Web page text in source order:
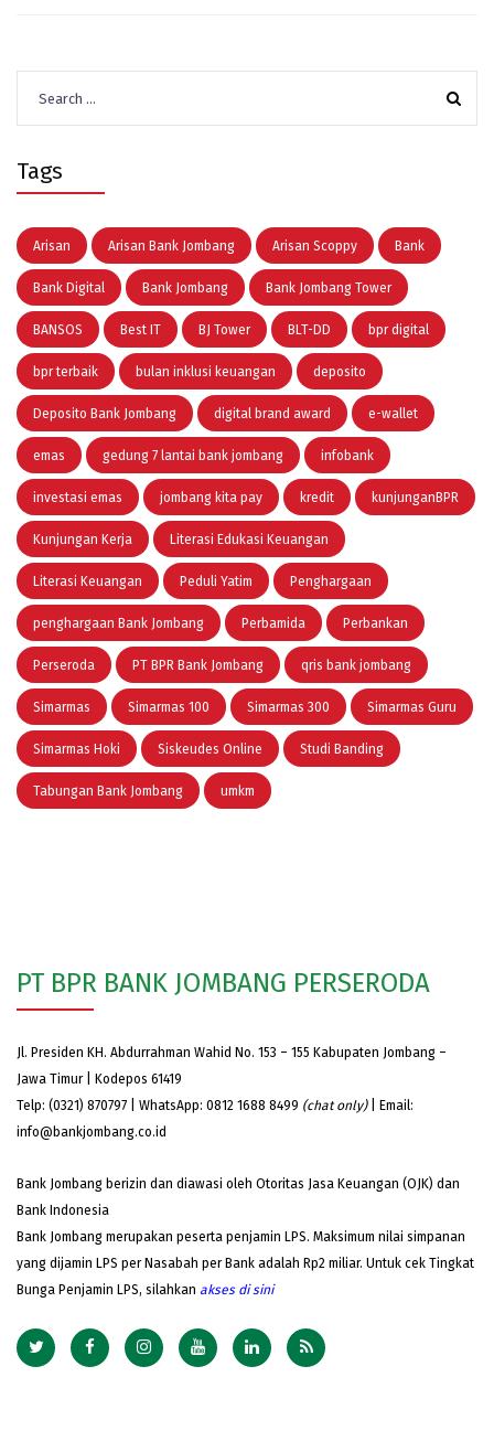
for:
Tags
Arisan Arisan Bank Jombang Arisan Scoppy Bank
Bank Digital Bank Jombang Bank Jombang Tower
BANSOS Best IT BJ Tower BLT-DD bpr digital
bpr terbaik bulan inklusi keuangan deposito
Deposito Bank Jombang digital brand award e-wallet
emas gedung 7 lantai bank jombang infobank
investasi emas jombang kita pay kredit kunjunganBPR
Kunjungan Kerja Literasi Edukasi Keuangan
Literasi Keuangan Peduli Yatim Penghargaan
penghargaan Bank Jombang Perbamida Perbankan
Perseroda PT BPR Bank Jombang qris bank jombang
Simarmas Simarmas 100 Simarmas 300 Simarmas Guru
Simarmas Hoki Siskeudes Online Studi Banding
Tabungan Bank Jombang umkm
PT BPR BANK JOMBANG PERSERODA
Jl. Presiden KH. Abdurrahman Wahid No. 153 – 155 Kabupaten Jombang –
Jawa Timur | Kodepos 61419
Telp: (0321) 870797 | WhatsApp: 0812 1688 8499 (chat only)| Email:
info@bankjombang.co.id
Bank Jombang berizin dan diawasi oleh Otoritas Jasa Keuangan (OJK) dan
Bank Indonesia
Bank Jombang merupakan peserta penjamin LPS. Maksimum nilai simpanan
yang dijamin LPS per Nasabah per Bank adalah Rp2 miliar. Untuk cek Tingkat
Bunga Penjamin LPS, silahkan akses di sini